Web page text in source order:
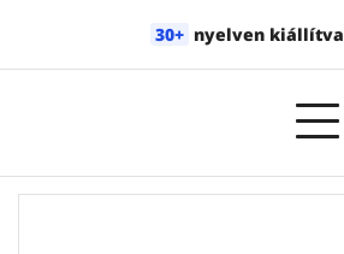
30+ nyelven kiállítva